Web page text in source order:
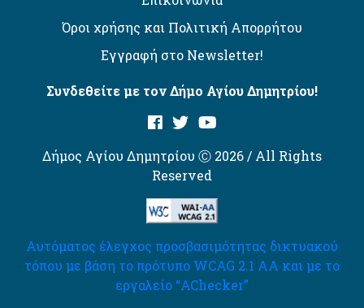
Όροι χρήσης και Πολιτική Απορρήτου
Εγγραφή στο Newsletter!
Συνδεθείτε με τον Δήμο Αγίου Δημητρίου!
Δήμος Αγίου Δημητρίου Ⓒ 2026 / All Rights
Reserved
Αυτόματος έλεγχος προσβασιμότητας δικτυακού
τόπου με βάση το πρότυπο WCAG 2.1 AA και με το
εργαλείο “AChecker”